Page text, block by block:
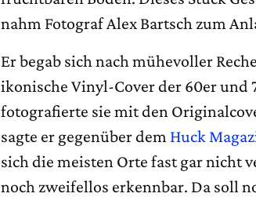
nahm Fotograf Alex Bartsch zum
Er begab sich nach mühevoller
ikonische Vinyl-Cover der 60er und
fotografierte sie mit den
sagte er gegenüber dem Huck
sich die meisten Orte fast gar nicht
noch zweifellos erkennbar. Da soll